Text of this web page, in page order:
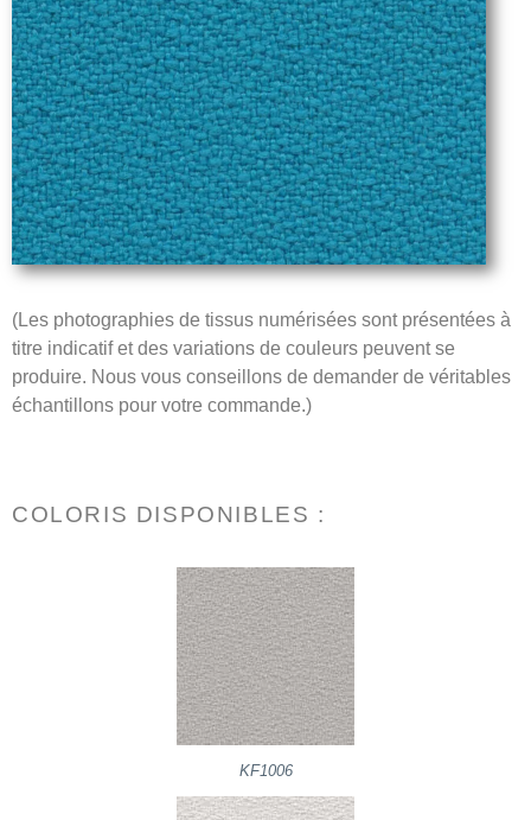
(Les photographies de tissus numérisées sont présentées à
titre indicatif et des variations de couleurs peuvent se
produire. Nous vous conseillons de demander de véritables
échantillons pour votre commande.)
COLORIS DISPONIBLES :
KF1006